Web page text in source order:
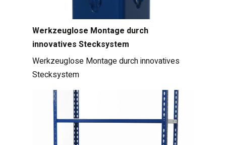
Werkzeuglose Montage durch
innovatives Stecksystem
Werkzeuglose Montage durch innovatives
Stecksystem